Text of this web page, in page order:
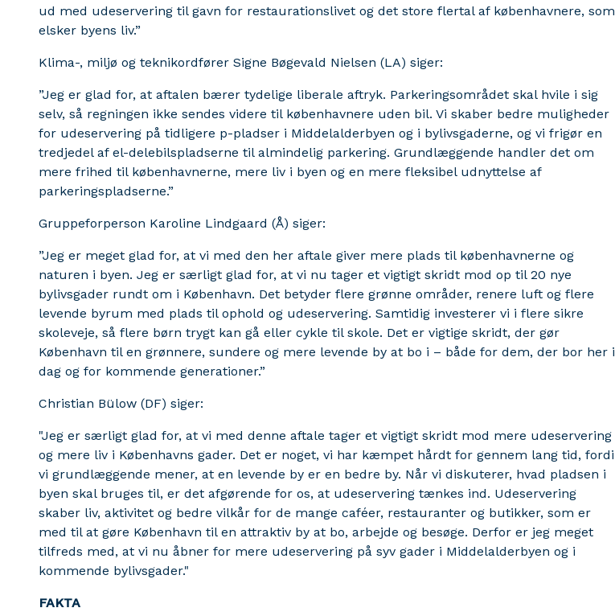
ud med udeservering til gavn for restaurationslivet og det store flertal af københavnere, som
elsker byens liv.”
Klima-, miljø og teknikordfører Signe Bøgevald Nielsen (LA) siger:
”Jeg er glad for, at aftalen bærer tydelige liberale aftryk. Parkeringsområdet skal hvile i sig
selv, så regningen ikke sendes videre til københavnere uden bil. Vi skaber bedre muligheder
for udeservering på tidligere p-pladser i Middelalderbyen og i bylivsgaderne, og vi frigør en
tredjedel af el-delebilspladserne til almindelig parkering. Grundlæggende handler det om
mere frihed til københavnerne, mere liv i byen og en mere fleksibel udnyttelse af
parkeringspladserne.”
Gruppeforperson Karoline Lindgaard (Å) siger:
”Jeg er meget glad for, at vi med den her aftale giver mere plads til københavnerne og
naturen i byen. Jeg er særligt glad for, at vi nu tager et vigtigt skridt mod op til 20 nye
bylivsgader rundt om i København. Det betyder flere grønne områder, renere luft og flere
levende byrum med plads til ophold og udeservering. Samtidig investerer vi i flere sikre
skoleveje, så flere børn trygt kan gå eller cykle til skole. Det er vigtige skridt, der gør
København til en grønnere, sundere og mere levende by at bo i – både for dem, der bor her i
dag og for kommende generationer.”
Christian Bülow (DF) siger:
"Jeg er særligt glad for, at vi med denne aftale tager et vigtigt skridt mod mere udeservering
og mere liv i Københavns gader. Det er noget, vi har kæmpet hårdt for gennem lang tid, fordi
vi grundlæggende mener, at en levende by er en bedre by. Når vi diskuterer, hvad pladsen i
byen skal bruges til, er det afgørende for os, at udeservering tænkes ind. Udeservering
skaber liv, aktivitet og bedre vilkår for de mange caféer, restauranter og butikker, som er
med til at gøre København til en attraktiv by at bo, arbejde og besøge. Derfor er jeg meget
tilfreds med, at vi nu åbner for mere udeservering på syv gader i Middelalderbyen og i
kommende bylivsgader."
FAKTA